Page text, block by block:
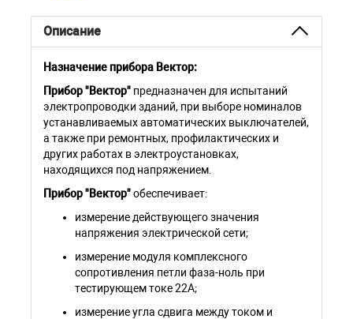
Описание
Назначение прибора Вектор:
Прибор "Вектор" предназначен для испытаний
электропроводки зданий, при выборе номиналов
устанавливаемых автоматических выключателей,
а также при ремонтных, профилактических и
других работах в электроустановках,
находящихся под напряжением.
Прибор "Вектор"обеспечивает:
измерение действующего значения
напряжения электрической сети;
измерение модуля комплексного
сопротивления петли фаза-ноль при
тестирующем токе 22А;
измерение угла сдвига между током и